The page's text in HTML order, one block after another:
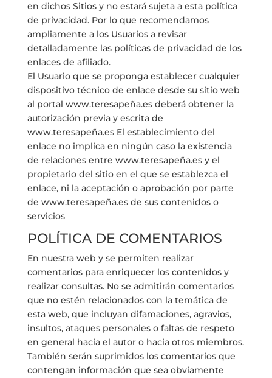
en dichos Sitios y no estará sujeta a esta política
de privacidad. Por lo que recomendamos
ampliamente a los Usuarios a revisar
detalladamente las políticas de privacidad de los
enlaces de afiliado.
El Usuario que se proponga establecer cualquier
dispositivo técnico de enlace desde su sitio web
al portal www.teresapeña.es deberá obtener la
autorización previa y escrita de
www.teresapeña.es El establecimiento del
enlace no implica en ningún caso la existencia
de relaciones entre www.teresapeña.es y el
propietario del sitio en el que se establezca el
enlace, ni la aceptación o aprobación por parte
de www.teresapeña.es de sus contenidos o
servicios
POLÍTICA DE COMENTARIOS
En nuestra web y se permiten realizar
comentarios para enriquecer los contenidos y
realizar consultas. No se admitirán comentarios
que no estén relacionados con la temática de
esta web, que incluyan difamaciones, agravios,
insultos, ataques personales o faltas de respeto
en general hacia el autor o hacia otros miembros.
También serán suprimidos los comentarios que
contengan información que sea obviamente